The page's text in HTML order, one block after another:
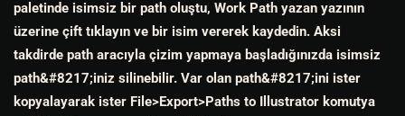
paletinde isimsiz bir path oluştu, Work Path yazan yazının
üzerine çift tıklayın ve bir isim vererek kaydedin. Aksi
takdirde path aracıyla çizim yapmaya başladığınızda isimsiz
path&#8217;iniz silinebilir. Var olan path&#8217;ini ister
kopyalayarak ister File>Export>Paths to Illustrator komutya